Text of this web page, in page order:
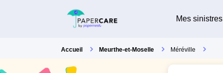
Mes sinistres
Accueil Meurthe-et-Moselle Méréville